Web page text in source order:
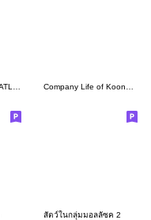
The Mobile Police PATLABOR Company Life of Koongya Restaurantz (JP)
สัตว์ในกลุ่มมอลลัซค 2